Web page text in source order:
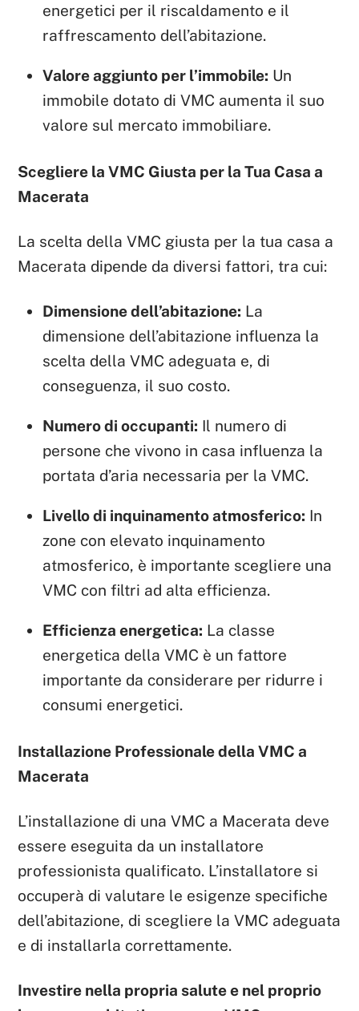
energetici per il riscaldamento e il
raffrescamento dell’abitazione.
Valore aggiunto per l’immobile: Un
immobile dotato di VMC aumenta il suo
valore sul mercato immobiliare.
Scegliere la VMC Giusta per la Tua Casa a
Macerata
La scelta della VMC giusta per la tua casa a
Macerata dipende da diversi fattori, tra cui:
Dimensione dell’abitazione: La
dimensione dell’abitazione influenza la
scelta della VMC adeguata e, di
conseguenza, il suo costo.
Numero di occupanti: Il numero di
persone che vivono in casa influenza la
portata d’aria necessaria per la VMC.
Livello di inquinamento atmosferico: In
zone con elevato inquinamento
atmosferico, è importante scegliere una
VMC con filtri ad alta efficienza.
Efficienza energetica: La classe
energetica della VMC è un fattore
importante da considerare per ridurre i
consumi energetici.
Installazione Professionale della VMC a
Macerata
L’installazione di una VMC a Macerata deve
essere eseguita da un installatore
professionista qualificato. L’installatore si
occuperà di valutare le esigenze specifiche
dell’abitazione, di scegliere la VMC adeguata
e di installarla correttamente.
Investire nella propria salute e nel proprio